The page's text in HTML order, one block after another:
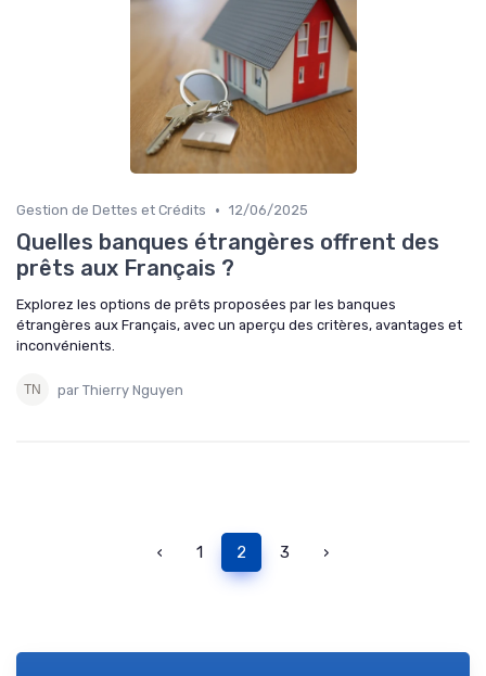
Gestion de Dettes et Crédits • 12/06/2025
Quelles banques étrangères offrent des
prêts aux Français ?
Explorez les options de prêts proposées par les banques
étrangères aux Français, avec un aperçu des critères, avantages et
inconvénients.
par Thierry Nguyen
‹ 1 2 3 ›